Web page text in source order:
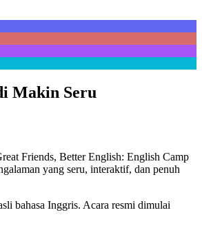
Makin Seru
Friends, Better English: English Camp
yang seru, interaktif, dan penuh
bahasa Inggris. Acara resmi dimulai